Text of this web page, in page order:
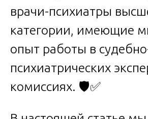
врачи-психиатры
категории, имеющие
опыт работы в
психиатрических
комиссиях. 🛡️✅